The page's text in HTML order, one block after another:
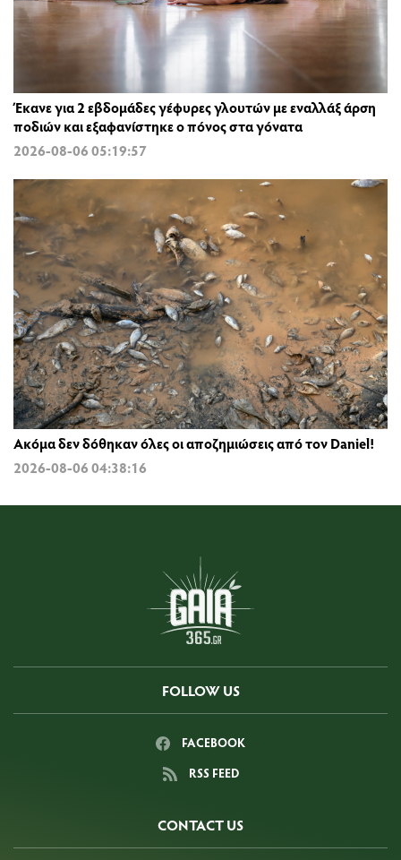
Έκανε για 2 εβδομάδες γέφυρες γλουτών με εναλλάξ άρση
ποδιών και εξαφανίστηκε ο πόνος στα γόνατα
2026-08-06 05:19:57
Ακόμα δεν δόθηκαν όλες οι αποζημιώσεις από τον Daniel!
2026-08-06 04:38:16
FOLLOW US
FACEBOOK
RSS FEED
CONTACT US